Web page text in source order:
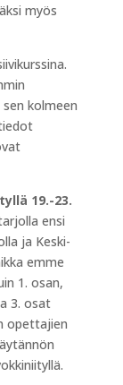
myös
kolmeen
19.-23.
ensi
ja Keski-
emme
1. osan,
3. osat
opettajien